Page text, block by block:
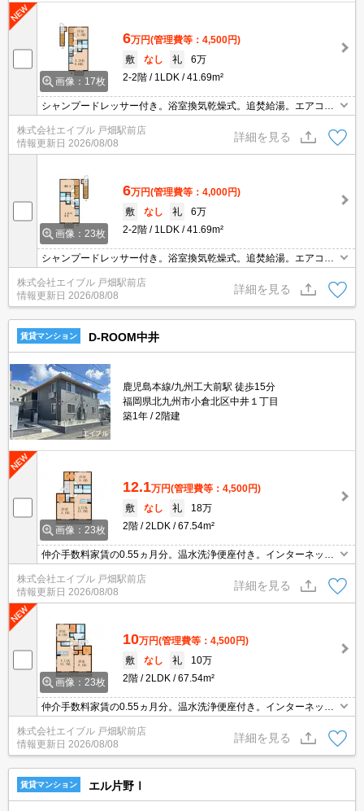
画像：17枚
6万円(管理費等：4,500円)
敷
なし 礼
6万
2-2階
1LDK 41.69m²
シャンプードレッサー付き。浴室換気乾燥式。追焚給湯。エアコン
1基付き。セキュリティシステム付き。保証会社加入要(賃料の3.
4%)。
株式会社エイブル 戸畑駅前店
情報更新日 2026/08/08
詳細を見る
画像：23枚
6万円(管理費等：4,000円)
敷
なし 礼
6万
2-2階
1LDK 41.69m²
シャンプードレッサー付き。浴室換気乾燥式。追焚給湯。エアコン
1基付き。仲介手数料家賃の0.55ヵ月分。インターネット無料。セ
キュリティシステム付き。
株式会社エイブル 戸畑駅前店
情報更新日 2026/08/08
詳細を見る
賃貸マンション D-ROOM中井
鹿児島本線/九州工大前駅 徒歩15分
福岡県北九州市小倉北区中井１丁目
築1年
2階建
画像：23枚
12.1万円(管理費等：4,500円)
敷
なし 礼
18万
2階
2LDK 67.54m²
仲介手数料家賃の0.55ヵ月分。温水洗浄便座付き。インターネット
無料。ペット可。ウォークインクローゼット付き。浴室乾燥機付。
TVインターホン付き。エアコン2基付き。
株式会社エイブル 戸畑駅前店
情報更新日 2026/08/08
詳細を見る
画像：23枚
10万円(管理費等：4,500円)
敷
なし 礼
10万
2階
2LDK 67.54m²
仲介手数料家賃の0.55ヵ月分。温水洗浄便座付き。インターネット
無料。ペット可。ウォークインクローゼット付き。浴室乾燥機付。
TVインターホン付き。エアコン2基付き。
株式会社エイブル 戸畑駅前店
情報更新日 2026/08/08
詳細を見る
賃貸マンション エル片野Ⅰ